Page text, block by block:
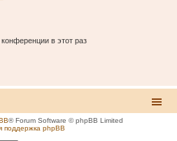
в этот раз
® Forum Software © phpBB Limited
поддержка phpBB